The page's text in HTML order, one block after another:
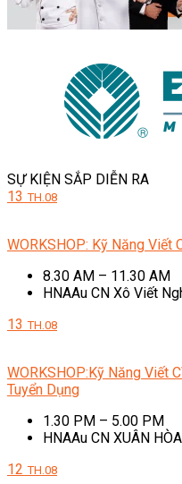
SỰ KIỆN SẮP DIỄN RA
13 TH.08
WORKSHOP: Kỹ Năng Viết
8.30 AM – 11.30 AM
HNAAu CN Xô Viết
13 TH.08
WORKSHOP:Kỹ Năng Viết
Tuyển Dụng
1.30 PM – 5.00 PM
HNAAu CN XUÂN HÒA
12 TH.08